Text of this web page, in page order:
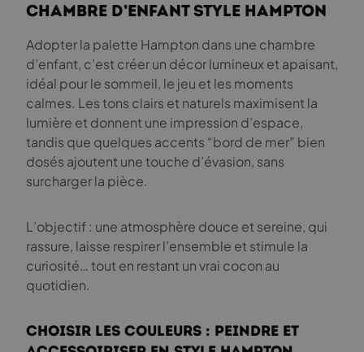
chambre d’enfant style Hampton
Adopter la palette Hampton dans une chambre
d’enfant, c’est créer un décor lumineux et apaisant,
idéal pour le sommeil, le jeu et les moments
calmes. Les tons clairs et naturels maximisent la
lumière et donnent une impression d’espace,
tandis que quelques accents “bord de mer” bien
dosés ajoutent une touche d’évasion, sans
surcharger la pièce.
L’objectif : une atmosphère douce et sereine, qui
rassure, laisse respirer l’ensemble et stimule la
curiosité… tout en restant un vrai cocon au
quotidien.
Choisir les couleurs : peindre et